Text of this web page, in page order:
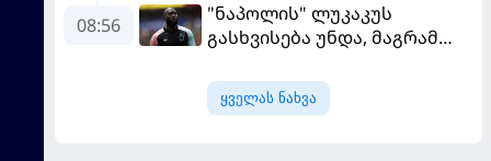
ტრანსფერი გაიხსენა
08:56
"ნაპოლის" ლუკაკუს
გასხვისება უნდა, მაგრამ
უთანხმდება
ყველას ნახვა